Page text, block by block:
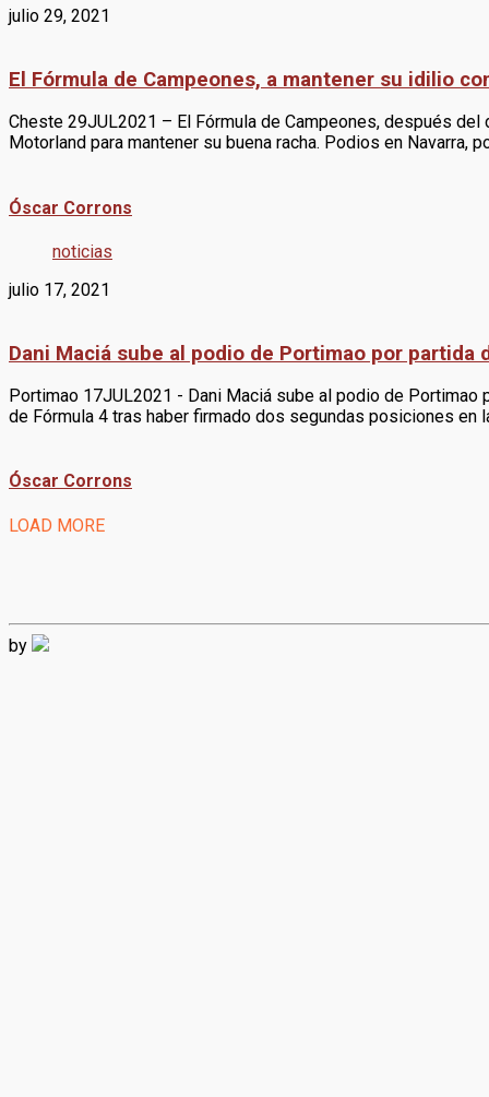
julio 29, 2021
El Fórmula de Campeones, a mantener su idilio
Cheste 29JUL2021 – El Fórmula de Campeones, después
Motorland para mantener su buena racha. Podios en
Óscar Corrons
noticias
julio 17, 2021
Dani Maciá sube al podio de Portimao por partida
Portimao 17JUL2021 - Dani Maciá sube al podio de
de Fórmula 4 tras haber firmado dos segundas posiciones
Óscar Corrons
LOAD MORE
by